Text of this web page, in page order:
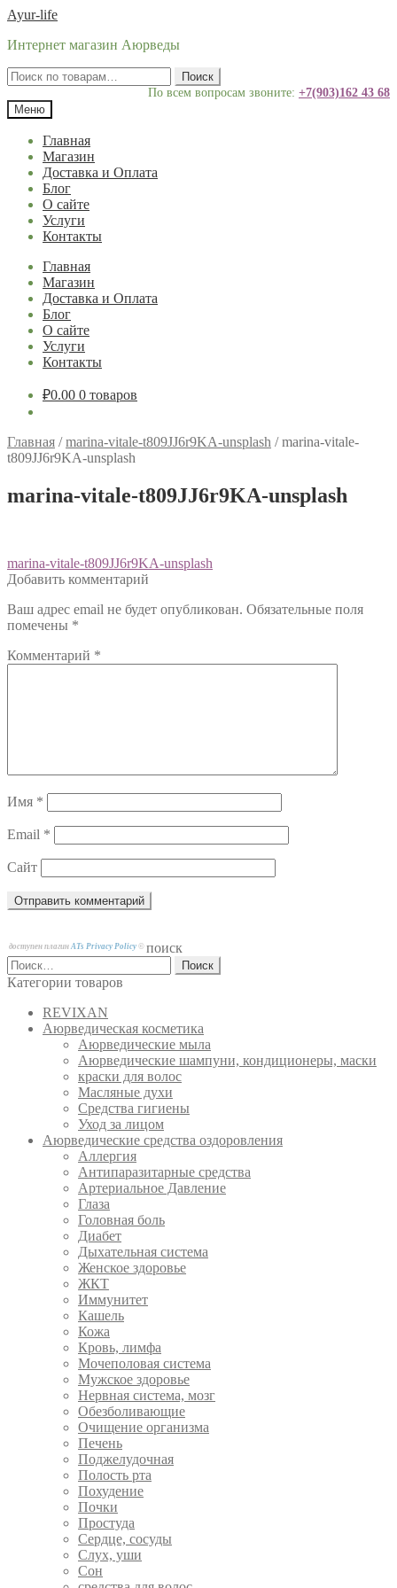
Перейти
навигации
Перейти
содержимому
Ayur-life
Интернет магазин Аюрведы
Искать:
Поиск
По всем вопросам звоните: +7(903)162 43 68
Меню
Главная
Магазин
Доставка и Оплата
Блог
О сайте
Услуги
Контакты
Главная
Магазин
Доставка и Оплата
Блог
О сайте
Услуги
Контакты
₽0.00 0 товаров
Главная /marina-vitale-t809JJ6r9KA-unsplash /marina-vitale-
t809JJ6r9KA-unsplash
marina-vitale-t809JJ6r9KA-unsplash
Навигация
по
записям
Предыдущий:
marina-vitale-t809JJ6r9KA-unsplash
Добавить комментарий
Ваш адрес email не будет опубликован. Обязательные поля
помечены *
Комментарий *
Имя *
Email *
Сайт
доступен плагин ATs Privacy Policy © поиск
Найти:
Категории товаров
REVIXAN
Аюрведическая косметика
Аюрведические мыла
Аюрведические шампуни, кондиционеры, маски
краски для волос
Масляные духи
Средства гигиены
Уход за лицом
Аюрведические средства оздоровления
Аллергия
Антипаразитарные средства
Артериальное Давление
Глаза
Головная боль
Диабет
Дыхательная система
Женское здоровье
ЖКТ
Иммунитет
Кашель
Кожа
Кровь, лимфа
Мочеполовая система
Мужское здоровье
Нервная система, мозг
Обезболивающие
Очищение организма
Печень
Поджелудочная
Полость рта
Похудение
Почки
Простуда
Сердце, сосуды
Слух, уши
Сон